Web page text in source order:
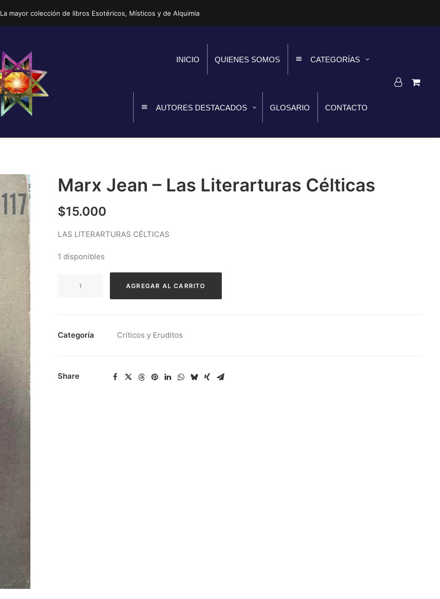
La mayor colección de libros Esotéricos, Místicos y de Alquimia
INICIO QUIENES SOMOS CATEGORÍAS
AUTORES DESTACADOS GLOSARIO CONTACTO
Marx Jean – Las Literarturas Célticas
$15.000
LAS LITERARTURAS CÉLTICAS
1 disponibles
Literarturas
AGREGAR AL CARRITO
Categoría Críticos y Eruditos
Share